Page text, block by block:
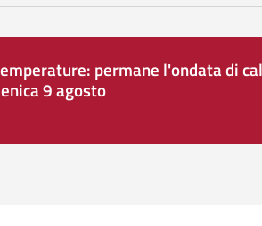
permane l'ondata di
9 agosto